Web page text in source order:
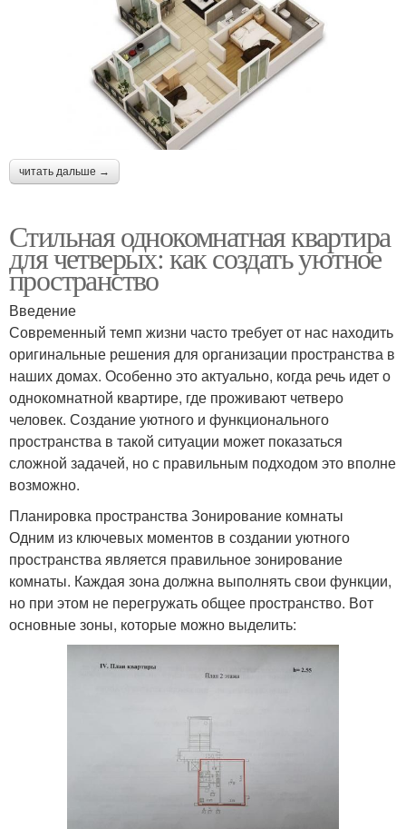
читать дальше →
Стильная однокомнатная квартира
для четверых: как создать уютное
пространство
Введение
Современный темп жизни часто требует от нас находить
оригинальные решения для организации пространства в
наших домах. Особенно это актуально, когда речь идет о
однокомнатной квартире, где проживают четверо
человек. Создание уютного и функционального
пространства в такой ситуации может показаться
сложной задачей, но с правильным подходом это вполне
возможно.
Планировка пространства Зонирование комнаты
Одним из ключевых моментов в создании уютного
пространства является правильное зонирование
комнаты. Каждая зона должна выполнять свои функции,
но при этом не перегружать общее пространство. Вот
основные зоны, которые можно выделить: